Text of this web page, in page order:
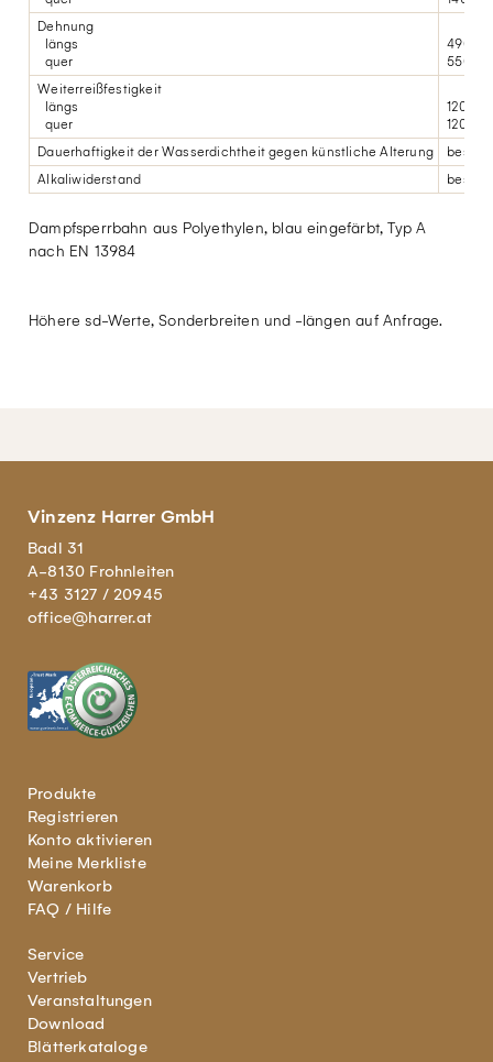
Dehnung
längs
quer
490%
550%
Weiterreißfestigkeit
längs
quer
120 N
120 N
Dauerhaftigkeit der Wasserdichtheit gegen künstliche Alterung
Alkaliwiderstand
Dampfsperrbahn aus Polyethylen, blau eingefärbt, Typ A
nach EN 13984
Höhere sd-Werte, Sonderbreiten und -längen auf Anfrage.
Vinzenz Harrer GmbH
Badl 31
A-8130 Frohnleiten
+43 3127 / 20945
office@harrer.at
Produkte
Registrieren
Konto aktivieren
Meine Merkliste
Warenkorb
FAQ / Hilfe
Service
Vertrieb
Veranstaltungen
Download
Blätterkataloge